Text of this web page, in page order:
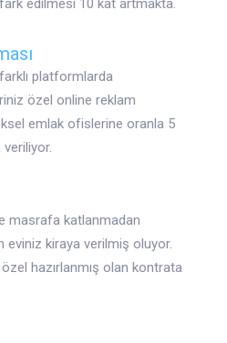
edilmesi 10 kat artmakta.
platformlarda
özel online reklam
emlak ofislerine oranla 5
veriliyor.
masrafa katlanmadan
eviniz kiraya verilmiş oluyor.
hazırlanmış olan kontrata